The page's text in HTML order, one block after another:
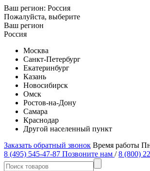
Ваш регион: Россия
Пожалуйста, выберите
Ваш регион
Россия
Москва
Санкт-Петербург
Екатеринбург
Казань
Новосибирск
Омск
Ростов-на-Дону
Самара
Краснодар
Другой населенный пункт
Заказать обратный звонок Время работы
8 (495) 545-47-87 Позвоните нам / 8 (800)